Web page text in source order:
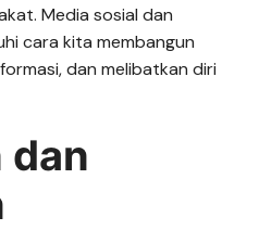
Media sosial dan
cara kita membangun
dan melibatkan diri
dan